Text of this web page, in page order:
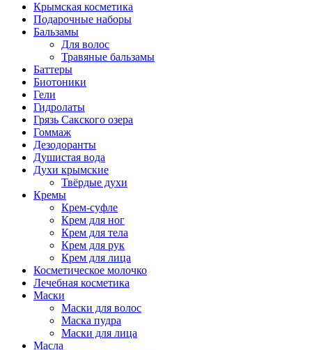
Крымская косметика
Подарочные наборы
Бальзамы
Для волос
Травяные бальзамы
Баттеры
Биотоники
Гели
Гидролаты
Грязь Сакского озера
Гоммаж
Дезодоранты
Душистая вода
Духи крымские
Твёрдые духи
Кремы
Крем-суфле
Крем для ног
Крем для тела
Крем для рук
Крем для лица
Косметическое молочко
Лечебная косметика
Маски
Маски для волос
Маска пудра
Маски для лица
Масла